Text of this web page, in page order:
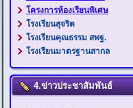
โครงการห้องเรียนพิเศษ
โรงเรียนสุจริต
โรงเรียนคุณธรรม สพฐ.
โรงเรียนมาตรฐานสากล
4.ข่าวประชาสัมพันธ์